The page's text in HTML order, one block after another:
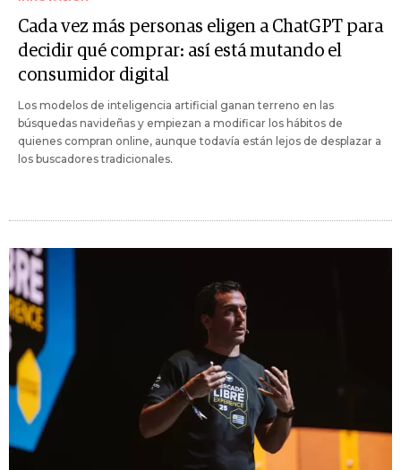
Cada vez más personas eligen a ChatGPT para
decidir qué comprar: así está mutando el
consumidor digital
Los modelos de inteligencia artificial ganan terreno en las
búsquedas navideñas y empiezan a modificar los hábitos de
quienes compran online, aunque todavía están lejos de desplazar a
los buscadores tradicionales.